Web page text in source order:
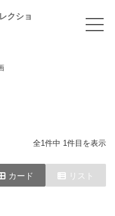
全1件中 1件目を表示
カード リスト